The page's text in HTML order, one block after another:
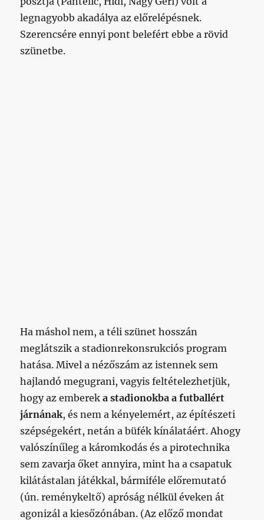
legnagyobb akadálya az előrelépésnek.
Szerencsére ennyi pont belefért ebbe a rövid
szünetbe.
Ha máshol nem, a téli szünet hosszán
meglátszik a stadionrekonsrukciós program
hatása. Mivel a nézőszám az istennek sem
hajlandó megugrani, vagyis feltételezhetjük,
hogy az embereka stadionokba a futballért
járnának, és nem a kényelemért, az építészeti
szépségekért, netán a büfék kínálatáért. Ahogy
valószínűleg a káromkodás és a pirotechnika
sem zavarja őket annyira, mint ha a csapatuk
kilátástalan játékkal, bármiféle előremutató
(ún. reménykeltő) apróság nélkül éveken át
agonizál a kiesőzónában. (Az előző mondat